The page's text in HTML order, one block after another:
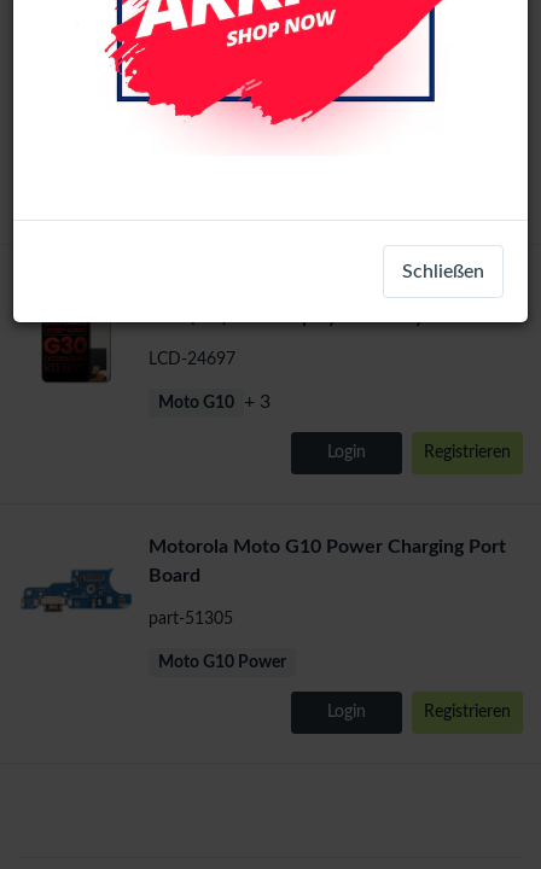
Motorola Moto G10 / G10 Power / G30
LCD Display Assembly No Frame (All
Colors) (Incell)
LCD-67568
LCD-24697
Moto G10 + 3
Login Registrieren
Motorola Moto G10 Power Charging Port
Board
part-51305
Moto G10 Power
Login Registrieren
Schließen